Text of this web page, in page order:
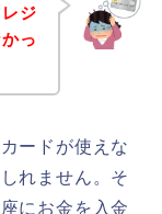
ジ
っ
ードが使えな
れません。そ
にお金を入金